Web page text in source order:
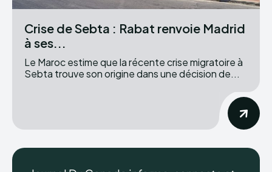
Crise de Sebta : Rabat renvoie Madrid
à ses...
Le Maroc estime que la récente crise migratoire à
Sebta trouve son origine dans une décision de...